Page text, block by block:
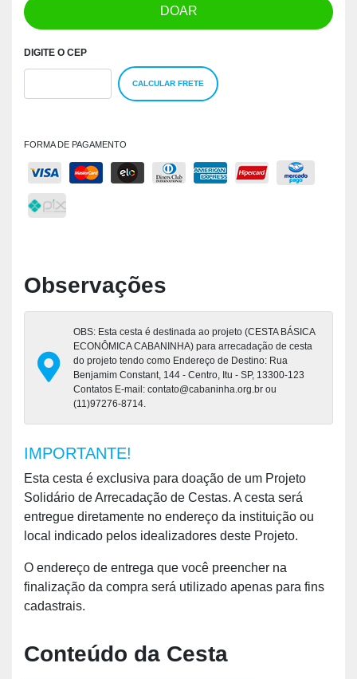
DOAR
DIGITE O CEP
CALCULAR FRETE
FORMA DE PAGAMENTO
Observações
OBS: Esta cesta é destinada ao projeto (CESTA BÁSICA
ECONÔMICA CABANINHA) para arrecadação de cesta
do projeto tendo como Endereço de Destino: Rua
Benjamim Constant, 144 - Centro, Itu - SP, 13300-123
Contatos E-mail: contato@cabaninha.org.br ou
(11)97276-8714.
IMPORTANTE!
Esta cesta é exclusiva para doação de um Projeto
Solidário de Arrecadação de Cestas. A cesta será
entregue diretamente no endereço da instituição ou
local indicado pelos idealizadores deste Projeto.
O endereço de entrega que você preencher na
finalização da compra será utilizado apenas para fins
cadastrais.
Conteúdo da Cesta